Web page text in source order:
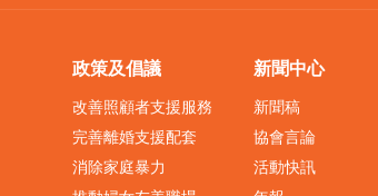
政策及倡議
改善照顧者支援服務
完善離婚支援配套
消除家庭暴力
新聞中心
新聞稿
協會言論
活動快訊